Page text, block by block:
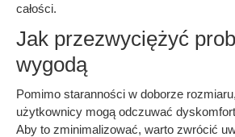
całości.
Jak przezwyciężyć
wygodą
Pomimo staranności w doborze
użytkownicy mogą odczuwać
Aby to zminimalizować, warto zwrócić